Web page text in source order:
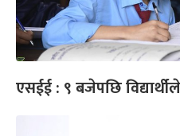
एसईई : ९ बजेपछि